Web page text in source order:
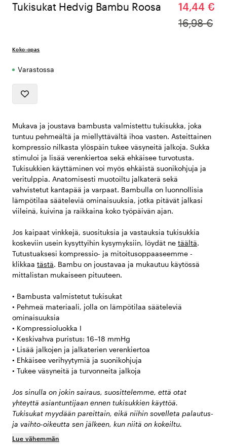
Tukisukat Hedvig Bambu Roosa
14,44 €
16,98 €
Koko-opas
Varastossa
Mukava ja joustava bambusta valmistettu tukisukka, joka
tuntuu pehmeältä ja miellyttävältä ihoa vasten. Asteittainen
kompressio nilkasta ylöspäin tukee väsyneitä jalkoja. Sukka
stimuloi ja lisää verenkiertoa sekä ehkäisee turvotusta.
Tukisukkien käyttäminen voi myös ehkäistä suonikohjuja ja
veritulppia. Anatomisesti muotoiltu jalkaterä sekä
vahvistetut kantapää ja varpaat. Bambulla on luonnollisia
lämpötilaa sääteleviä ominaisuuksia, jotka pitävät jalkasi
viileinä, kuivina ja raikkaina koko työpäivän ajan.
Jos kaipaat vinkkejä, suosituksia ja vastauksia tukisukkia
koskeviin usein kysyttyihin kysymyksiin, löydät ne täältä.
Tutustuaksesi kompressio- ja mitoitusoppaaseemme -
klikkaa tästä. Bambu on joustavaa ja mukautuu käytössä
mittalistan mukaiseen pituuteen.
• Bambusta valmistetut tukisukat
• Pehmeä materiaali, jolla on lämpötilaa sääteleviä
ominaisuuksia
• Kompressioluokka I
• Keskivahva puristus: 16–18 mmHg
• Lisää jalkojen ja jalkaterien verenkiertoa
• Ehkäisee verihyytymiä ja suonikohjuja
• Tukee väsyneitä ja turvonneita jalkoja
Jos sinulla on jokin sairaus, suosittelemme, että otat
yhteyttä asiantuntijaan ennen tukisukkien käyttöä.
Tukisukat myydään pareittain, eikä niihin sovelleta palautus-
ja vaihto-oikeutta sen jälkeen, kun niitä on kokeiltu.
Lue vähemmän